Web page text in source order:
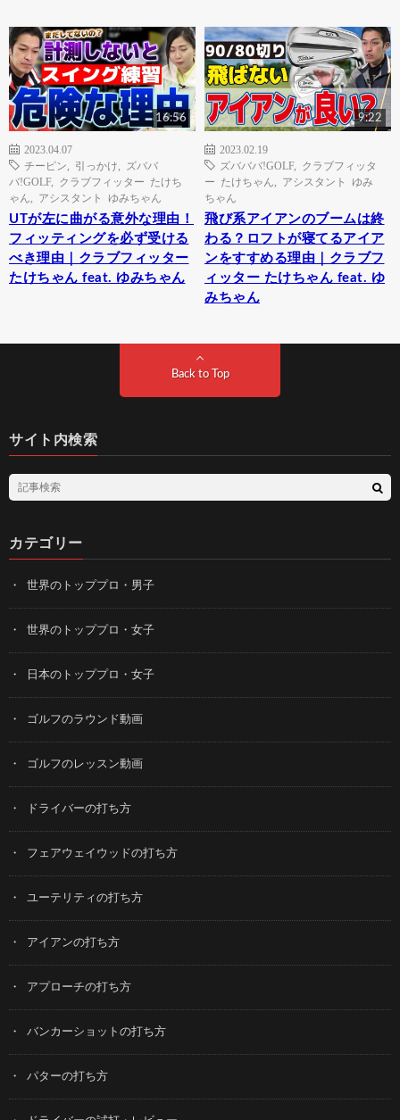
16:56
2023.04.07
チーピン
引っかけ
ズババ
バ!GOLF, クラブフィッター たけち
ゃん
アシスタント ゆみちゃん
UTが左に曲がる意外な理由！
フィッティングを必ず受ける
べき理由｜クラブフィッター
たけちゃん feat. ゆみちゃん
9:22
2023.02.19
ズバババ!GOLF, クラブフィッタ
ー たけちゃん
アシスタント ゆみ
ちゃん
飛び系アイアンのブームは終
わる？ロフトが寝てるアイア
ンをすすめる理由｜クラブフ
ィッター たけちゃん feat. ゆ
みちゃん
Back to Top
サイト内検索
カテゴリー
世界のトッププロ・男子
世界のトッププロ・女子
日本のトッププロ・女子
ゴルフのラウンド動画
ゴルフのレッスン動画
ドライバーの打ち方
フェアウェイウッドの打ち方
ユーテリティの打ち方
アイアンの打ち方
アプローチの打ち方
バンカーショットの打ち方
パターの打ち方